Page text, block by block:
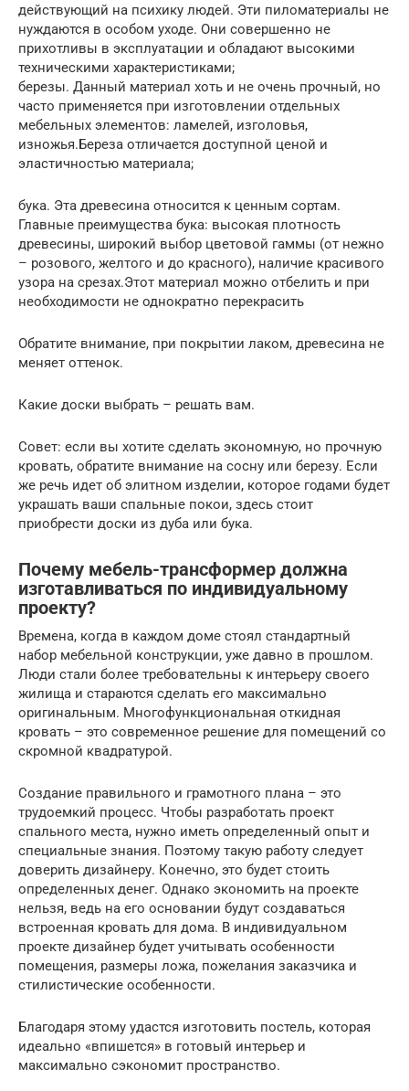
действующий на психику людей. Эти пиломатериалы не
нуждаются в особом уходе. Они совершенно не
прихотливы в эксплуатации и обладают высокими
техническими характеристиками;
березы. Данный материал хоть и не очень прочный, но
часто применяется при изготовлении отдельных
мебельных элементов: ламелей, изголовья,
изножья.Береза отличается доступной ценой и
эластичностью материала;
бука. Эта древесина относится к ценным сортам.
Главные преимущества бука: высокая плотность
древесины, широкий выбор цветовой гаммы (от нежно
– розового, желтого и до красного), наличие красивого
узора на срезах.Этот материал можно отбелить и при
необходимости не однократно перекрасить
Обратите внимание, при покрытии лаком, древесина не
меняет оттенок.
Какие доски выбрать – решать вам.
Совет: если вы хотите сделать экономную, но прочную
кровать, обратите внимание на сосну или березу. Если
же речь идет об элитном изделии, которое годами будет
украшать ваши спальные покои, здесь стоит
приобрести доски из дуба или бука.
Почему мебель-трансформер должна
изготавливаться по индивидуальному
проекту?
Времена, когда в каждом доме стоял стандартный
набор мебельной конструкции, уже давно в прошлом.
Люди стали более требовательны к интерьеру своего
жилища и стараются сделать его максимально
оригинальным. Многофункциональная откидная
кровать – это современное решение для помещений со
скромной квадратурой.
Создание правильного и грамотного плана – это
трудоемкий процесс. Чтобы разработать проект
спального места, нужно иметь определенный опыт и
специальные знания. Поэтому такую работу следует
доверить дизайнеру. Конечно, это будет стоить
определенных денег. Однако экономить на проекте
нельзя, ведь на его основании будут создаваться
встроенная кровать для дома. В индивидуальном
проекте дизайнер будет учитывать особенности
помещения, размеры ложа, пожелания заказчика и
стилистические особенности.
Благодаря этому удастся изготовить постель, которая
идеально «впишется» в готовый интерьер и
максимально сэкономит пространство.